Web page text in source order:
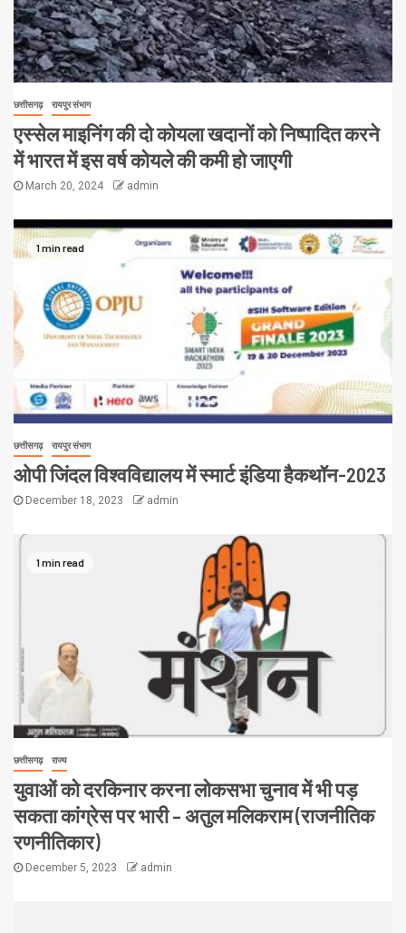
छत्तीसगढ़ रायपुर संभाग
एस्सेल माइनिंग की दो कोयला खदानों को निष्पादित करने
में भारत में इस वर्ष कोयले की कमी हो जाएगी
March 20, 2024 admin
1 min read
छत्तीसगढ़ रायपुर संभाग
ओपी जिंदल विश्वविद्यालय में स्मार्ट इंडिया हैकथॉन-2023
December 18, 2023 admin
1 min read
छत्तीसगढ़ राज्य
युवाओं को दरकिनार करना लोकसभा चुनाव में भी पड़
सकता कांग्रेस पर भारी – अतुल मलिकराम (राजनीतिक
रणनीतिकार)
December 5, 2023 admin